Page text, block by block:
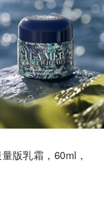
版乳霜，60ml，